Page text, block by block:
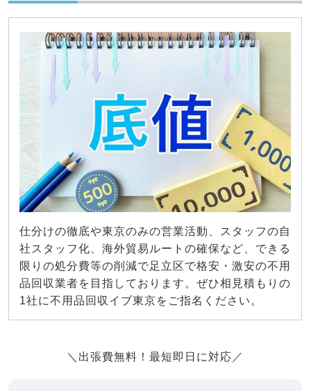
仕分けの徹底や東京のみの営業活動、スタッフの自
社スタッフ化、海外貿易ルートの確保など、できる
限りの処分費等の削減で足立区で格安・激安の不用
品回収業者を目指しております。ぜひ相見積もりの
1社に不用品回収イブ東京をご指名ください。
＼出張費無料！最短即日に対応／